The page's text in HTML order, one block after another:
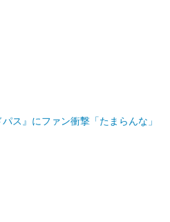
ス』にファン衝撃「たまらんな」